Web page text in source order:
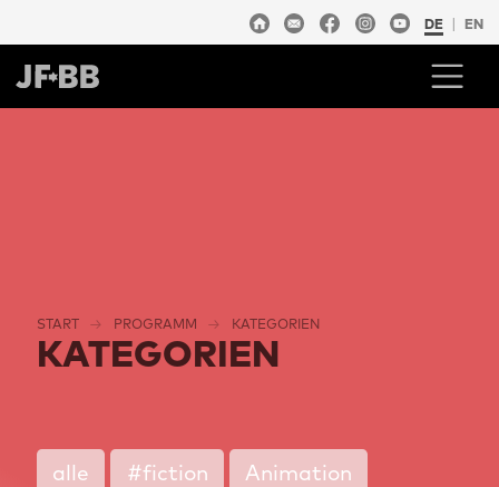
DE EN
START PROGRAMM KATEGORIEN
KATEGORIEN
alle #fiction
Animation